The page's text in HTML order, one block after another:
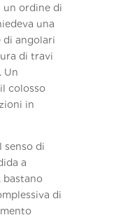
un ordine di
una
angolari
di travi
Un
colosso
in
senso di
a
bastano
di